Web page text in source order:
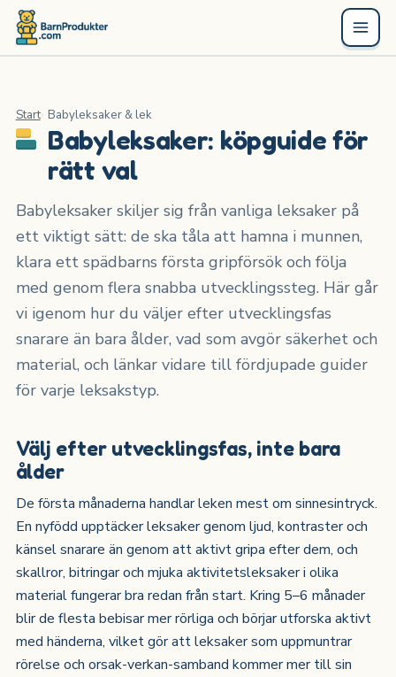
Start Babyleksaker & lek
Babyleksaker: köpguide för
rätt val
Babyleksaker skiljer sig från vanliga leksaker på
ett viktigt sätt: de ska tåla att hamna i munnen,
klara ett spädbarns första gripförsök och följa
med genom flera snabba utvecklingssteg. Här går
vi igenom hur du väljer efter utvecklingsfas
snarare än bara ålder, vad som avgör säkerhet och
material, och länkar vidare till fördjupade guider
för varje leksakstyp.
Välj efter utvecklingsfas, inte bara
ålder
De första månaderna handlar leken mest om sinnesintryck.
En nyfödd upptäcker leksaker genom ljud, kontraster och
känsel snarare än genom att aktivt gripa efter dem, och
skallror, bitringar och mjuka aktivitetsleksaker i olika
material fungerar bra redan från start. Kring 5–6 månader
blir de flesta bebisar mer rörliga och börjar utforska aktivt
med händerna, vilket gör att leksaker som uppmuntrar
rörelse och orsak-verkan-samband kommer mer till sin